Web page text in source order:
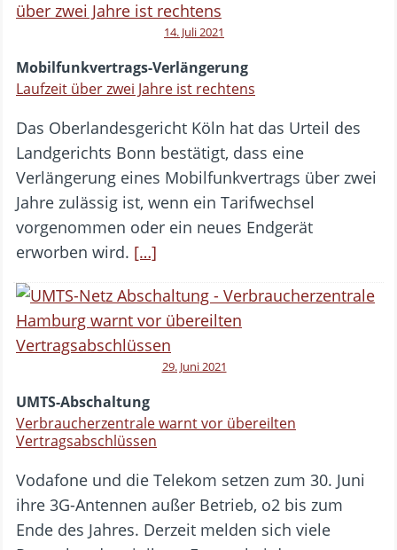
14. Juli 2021
Mobilfunkvertrags-Verlängerung
Laufzeit über zwei Jahre ist rechtens
Das Oberlandesgericht Köln hat das Urteil des
Landgerichts Bonn bestätigt, dass eine
Verlängerung eines Mobilfunkvertrags über zwei
Jahre zulässig ist, wenn ein Tarifwechsel
vorgenommen oder ein neues Endgerät
erworben wird. […]
29. Juni 2021
UMTS-Abschaltung
Verbraucherzentrale warnt vor übereilten
Vertragsabschlüssen
Vodafone und die Telekom setzen zum 30. Juni
ihre 3G-Antennen außer Betrieb, o2 bis zum
Ende des Jahres. Derzeit melden sich viele